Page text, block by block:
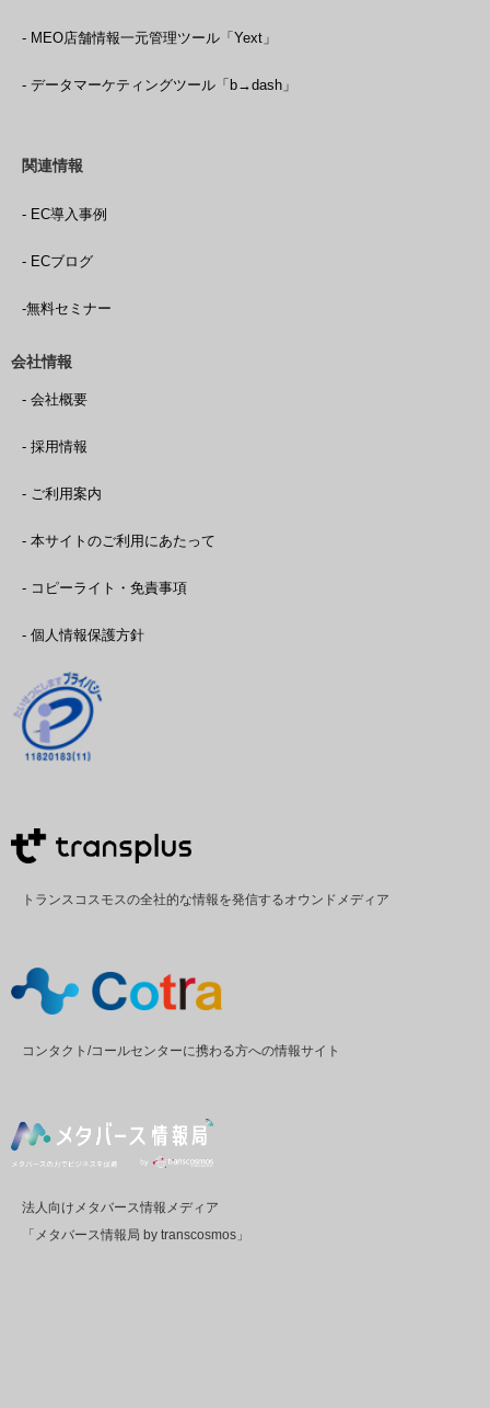
- MEO店舗情報一元管理ツール「Yext」
- データマーケティングツール「b→dash」
関連情報
- EC導入事例
- ECブログ
-無料セミナー
会社情報
- 会社概要
- 採用情報
- ご利用案内
- 本サイトのご利用にあたって
- コピーライト・免責事項
- 個人情報保護方針
トランスコスモスの全社的な情報を発信するオウンドメディア
コンタクト/コールセンターに携わる方への情報サイト
法人向けメタバース情報メディア
「メタバース情報局 by transcosmos」